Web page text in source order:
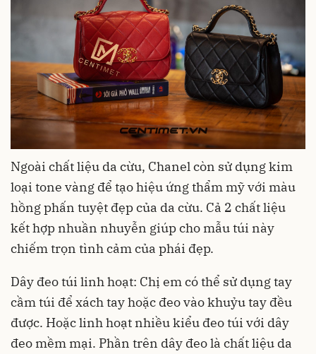
Ngoài chất liệu da cừu, Chanel còn sử dụng kim
loại tone vàng để tạo hiệu ứng thẩm mỹ với màu
hồng phấn tuyệt đẹp của da cừu. Cả 2 chất liệu
kết hợp nhuần nhuyễn giúp cho mẫu túi này
chiếm trọn tình cảm của phái đẹp.
Dây đeo túi linh hoạt: Chị em có thể sử dụng tay
cầm túi để xách tay hoặc đeo vào khuỷu tay đều
được. Hoặc linh hoạt nhiều kiểu đeo túi với dây
đeo mềm mại. Phần trên dây đeo là chất liệu da